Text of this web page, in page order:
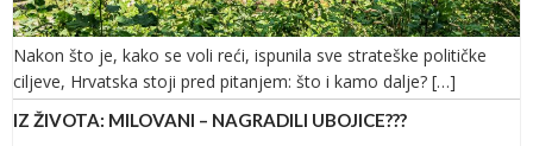
Nakon što je, kako se voli reći, ispunila sve strateške političke
ciljeve, Hrvatska stoji pred pitanjem: što i kamo dalje? […]
IZ ŽIVOTA: MILOVANI – NAGRADILI UBOJICE???